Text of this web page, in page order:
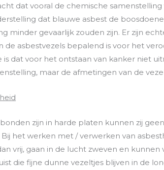
dat vooral de chemische
dat blauwe asbest de
minder gevaarlijk zouden zijn. Er zijn
de asbestvezels bepalend is voor het
dat voor het ontstaan van kanker niet
maar de afmetingen van de
zijn in harde platen kunnen zij
het werken met / verwerken van
vrij, gaan in de lucht zweven en
die fijne dunne vezeltjes blijven in de